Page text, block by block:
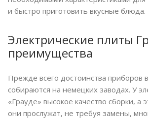
и быстро приготовить вкусные блюда.
Электрические плиты
преимущества
Прежде всего достоинства приборов
собираются на немецких заводах. У
«Грауде» высокое качество сборки, а
они прослужат, не требуя замены,